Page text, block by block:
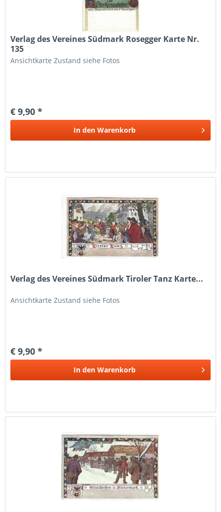
Verlag des Vereines Südmark Rosegger Karte Nr.
135
Ansichtkarte Zustand siehe Fotos
€ 9,90 *
In den Warenkorb
Verlag des Vereines Südmark Tiroler Tanz Karte...
Ansichtkarte Zustand siehe Fotos
€ 9,90 *
In den Warenkorb